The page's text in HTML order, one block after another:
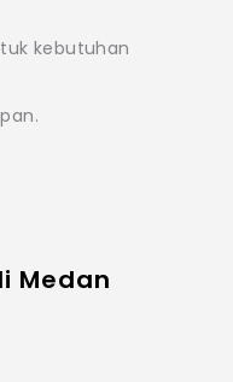
kebutuhan
Medan